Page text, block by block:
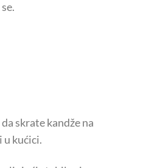
skrate kandže na
u kućici.